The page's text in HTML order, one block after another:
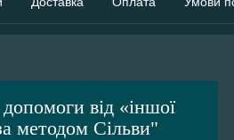
від «іншої
методом Сільви"